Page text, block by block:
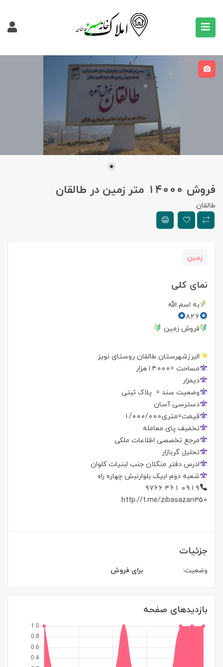
فروش ۱۴۰۰۰ متر زمین در طالقان
طالقان
زمین
نمای کلی
به اسم الله
۸۲۶
فروش زمین
البرزشهرستان طالقان روستای نویز
مساحت =۱۴۰۰۰هزار
دیمزار
وضعیت سند = پلاک ثبتی
دسترسی آسان
قیمت=متری۱/۰۰۰/۰۰۰
تخفیف پای معامله
مرجع تخصصی اطلاعات ملکی
تحلیل گربازار
ادرس دفتر منگلان جنب لبنیات کلوان
شعبه دوم ابیک بلوارنبش چهاره راه
۰۹۱۹ ۴۶۱ ۹۷۶۶
http://t.me/zibasazan350
جزئیات
وضعیت: برای فروش
بازدیدهای صفحه